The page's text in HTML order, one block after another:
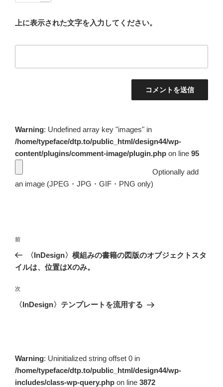
上に表示された文字を入力してください。
Warning: Undefined array key "images" in
/home/typeface/dtp.to/public_html/design44/wp-
content/plugins/comment-image/plugin.php on line 95
Optionally add
an image (JPEG・JPG・GIF・PNG only)
投
ナ
ゲ
ー
前
の
投
前
〈InDesign〉横組みの書籍の図版のオブジェクトスタ
イルは、位置はXのみ。
次
の
次
〈InDesign〉テンプレートを流用する
Warning: Uninitialized string offset 0 in
/home/typeface/dtp.to/public_html/design44/wp-
includes/class-wp-query.php on line 3872